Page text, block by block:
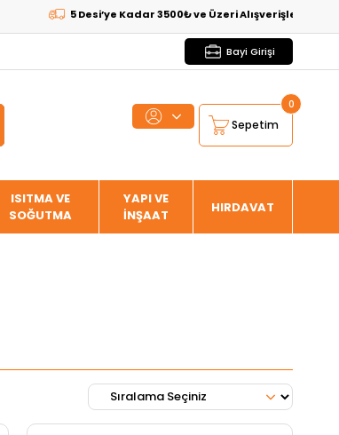
5 Desi’ye Kadar 3500₺ ve Üzeri AlışverişlerdeKARGO BEDAVA
Bayi Girişi
Sepetim
0
ISITMA VE
SOĞUTMA
YAPI VE
İNŞAAT
HIRDAVAT